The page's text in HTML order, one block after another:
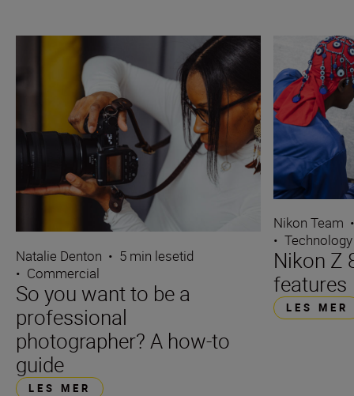
Natalie Denton • 5 min lesetid
• Commercial
So you want to be a
professional
photographer? A how-to
guide
LES MER
Nikon Team
•
Nikon Z
features
LES MER